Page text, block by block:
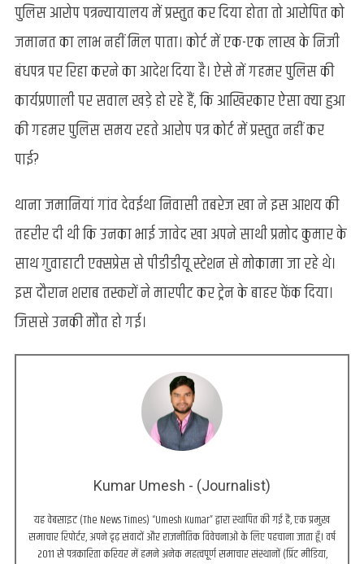
पुलिस आरोप पत्रन्यायालय में प्रस्तुत कर दिया होता तो आरोपित को
जमानत का लाभ नहीं मिल पाता। कोर्ट में एक-एक लाख के निजी
बंधपत्र पर रिहा करने का आदेश दिया है। ऐसे में गहमर पुलिस की
कार्यप्रणाली पर सवाल खड़े हो रहे हैं, कि आखिरकार ऐसा क्या हुआ
की गहमर पुलिस समय रहते आरोप पत्र कोर्ट में प्रस्तुत नहीं कर
पाई?
थाना जमानियां गांव देवईथा निवासी तबरेज खा ने इस आशय की
तहरीर दी थी कि उनका भाई जावेद खा अपने साथी प्रमोद कुमार के
साथ गुवाहाटी एक्सप्रेस से पीडीडीयू स्टेशन से मोकामा जा रहे थे।
इस दौरान शराब तस्करों ने मारपीट कर ट्रेन के बाहर फेंक दिया।
जिससे उनकी मौत हो गई।
Kumar Umesh - (Journalist)
यह वेबसाइट (The News Times) “Umesh Kumar” द्वारा स्थापित की गई है, एक प्रमुख
समाचार रिपोर्टर, अपने दृढ़ संवादों और राजनीतिक विवेचनाओं के लिए पहचाना जाता हूँ। वर्ष
2011 से पत्रकारिता करियर में हमने अनेक महत्वपूर्ण समाचार संस्थानों (प्रिंट मीडिया,